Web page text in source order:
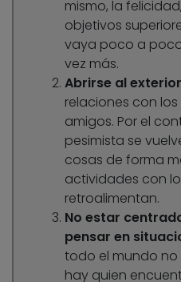
mismo, la
objetivos
vaya poco a
vez más.
Abrirse al exterior
relaciones con
amigos. Por el
pesimista se
cosas de forma
actividades con
retroalimentan.
No estar
pensar en
todo el mundo
hay quien